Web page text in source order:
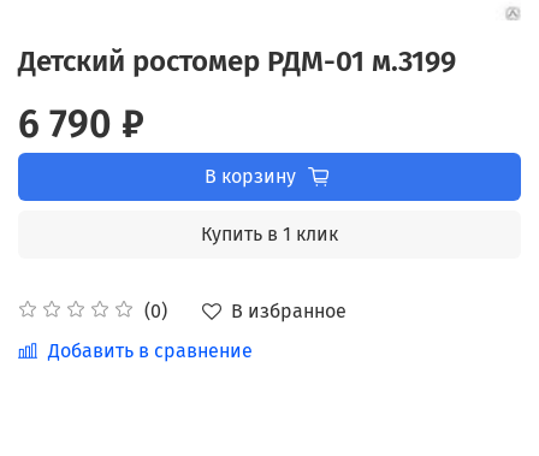
Детский ростомер РДМ-01 м.3199
(0)
В избранное
Добавить в сравнение
6 790 ₽
В корзину
Купить в 1 клик